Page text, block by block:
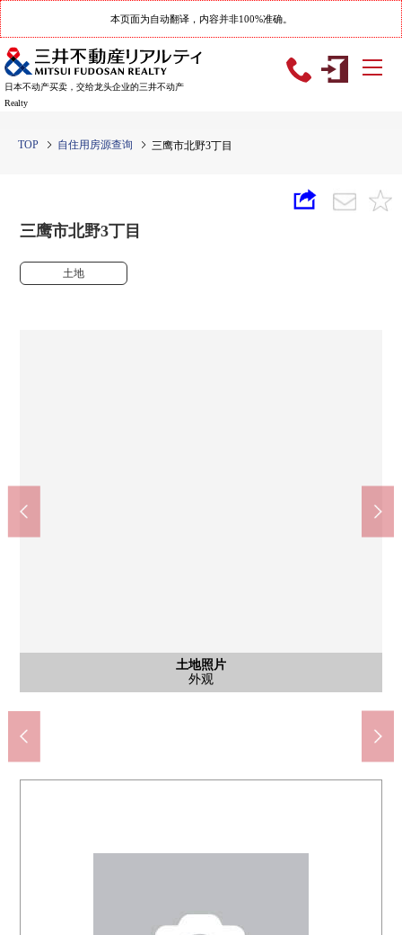
本页面为自动翻译，内容并非100%准确。
日本不动产买卖，交给龙头企业的三井不动产
Realty
TOP 自住用房源查询 三鹰市北野3丁目
三鹰市北野3丁目
土地
土地照片
外观
土地照片
从当地西侧拍摄。正面临私道，有开放感觉。
土地照片
当地的样子
土地照片
作为专用通路部分停车场，也可以灵活使用。(出自※车型的)
土地照片
当地西侧
土地照片
外观
含有前面道路的外观
西侧道路的样子
三鹰市立北野小学(约480m)
步行8分钟。
三鹰市立第6中学(约830m)